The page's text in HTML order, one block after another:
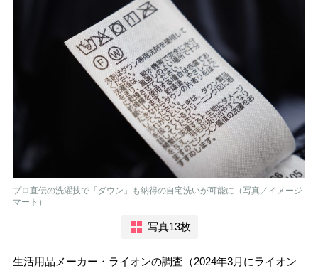
プロ直伝の洗濯技で「ダウン」も納得の自宅洗いが可能に（写真／イメージ
マート）
写真13枚
生活用品メーカー・ライオンの調査（2024年3月にライオン